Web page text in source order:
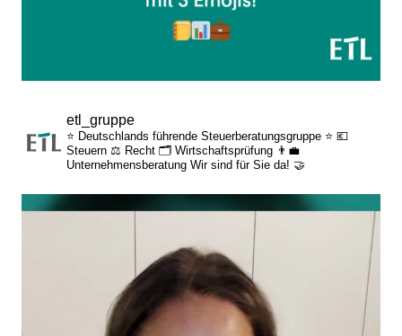
etl_gruppe
⭐ Deutschlands führende Steuerberatungsgruppe ⭐ 💶
Steuern ⚖️ Recht 🗂️ Wirtschaftsprüfung 👨‍💼
Unternehmensberatung Wir sind für Sie da! 🤝